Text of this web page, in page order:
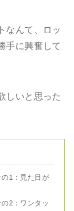
なんて、ロッ
手に興奮して
しいと思った
1：見た目が
2：ワンタッ